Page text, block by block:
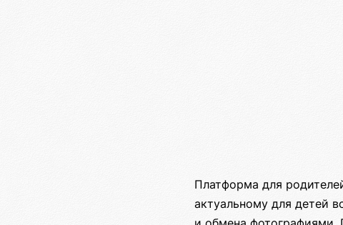
Платформа для
актуальному для детей